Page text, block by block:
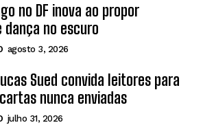
no DF inova ao propor
dança no escuro
agosto 3, 2026
Sued convida leitores para
nunca enviadas
julho 31, 2026